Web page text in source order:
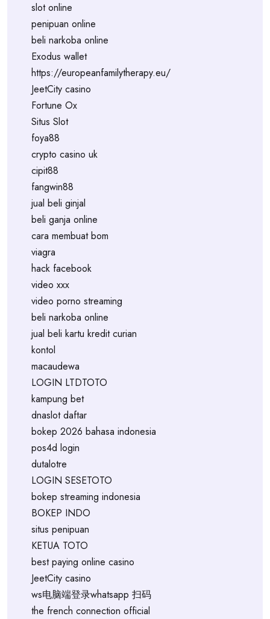
slot online
penipuan online
beli narkoba online
Exodus wallet
https://europeanfamilytherapy.eu/
JeetCity casino
Fortune Ox
Situs Slot
foya88
crypto casino uk
cipit88
fangwin88
jual beli ginjal
beli ganja online
cara membuat bom
viagra
hack facebook
video xxx
video porno streaming
beli narkoba online
jual beli kartu kredit curian
kontol
macaudewa
LOGIN LTDTOTO
kampung bet
dnaslot daftar
bokep 2026 bahasa indonesia
pos4d login
dutalotre
LOGIN SESETOTO
bokep streaming indonesia
BOKEP INDO
situs penipuan
KETUA TOTO
best paying online casino
JeetCity casino
ws电脑端登录whatsapp 扫码
the french connection official